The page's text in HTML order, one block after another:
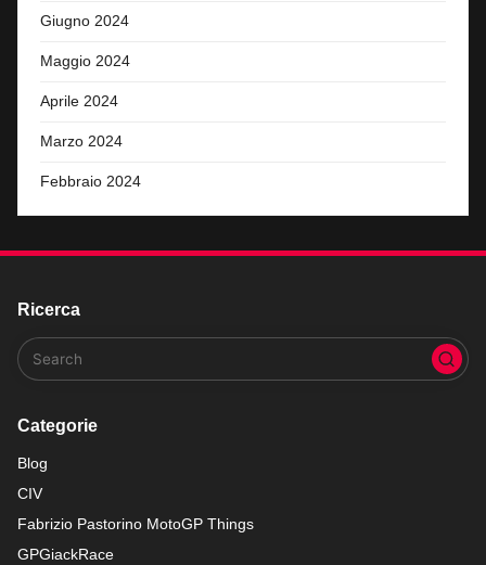
Giugno 2024
Maggio 2024
Aprile 2024
Marzo 2024
Febbraio 2024
Ricerca
Categorie
Blog
CIV
Fabrizio Pastorino MotoGP Things
GPGiackRace